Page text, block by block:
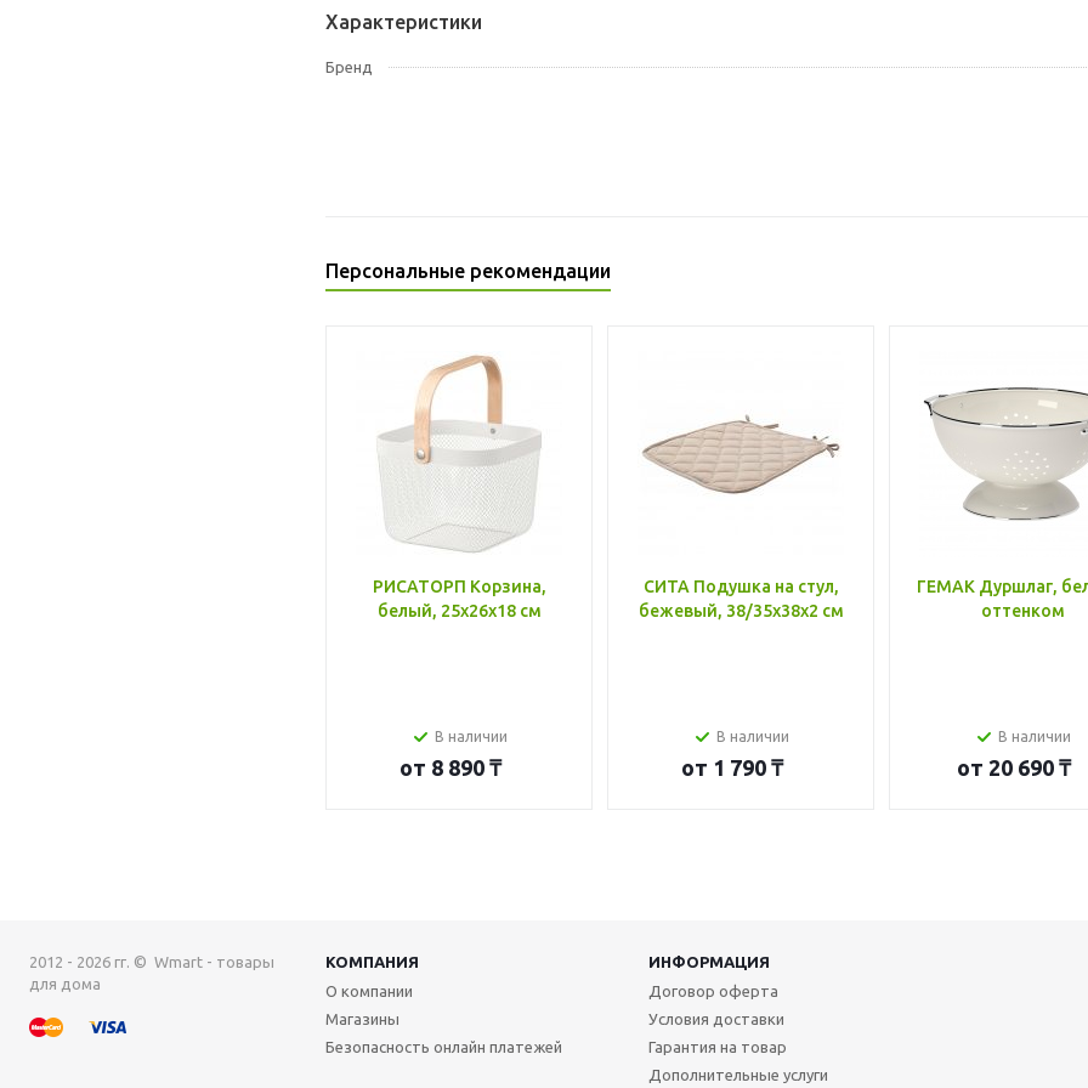
Характеристики
Бренд
Персональные рекомендации
РИСАТОРП Корзина,
белый, 25x26x18 см
В наличии
от 8 890 ₸
СИТА Подушка на стул,
бежевый, 38/35x38x2 см
В наличии
от 1 790 ₸
ГЕМАК Дуршлаг,
оттенком
В наличии
от 20 690 ₸
2012 - 2026 гг. © Wmart - товары
для дома
КОМПАНИЯ
ИНФОРМАЦИЯ
О компании
Магазины
Безопасность онлайн платежей
Договор оферта
Условия доставки
Гарантия на товар
Дополнительные услуги